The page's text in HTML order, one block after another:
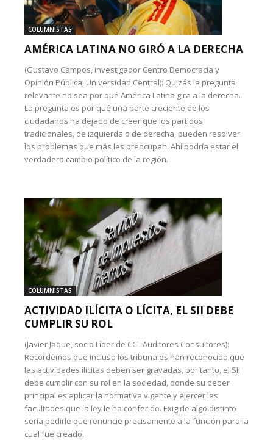
COLUMNISTAS
AMÉRICA LATINA NO GIRÓ A LA DERECHA
(Gustavo Campos, investigador Centro Democracia y
Opinión Pública, Universidad Central): Quizás la pregunta
relevante no sea por qué América Latina gira a la derecha.
La pregunta es por qué una parte creciente de los
ciudadanos ha dejado de creer que los partidos
tradicionales, de izquierda o de derecha, pueden resolver
los problemas que más les preocupan. Ahí podría estar el
verdadero cambio político de la región.
COLUMNISTAS
ACTIVIDAD ILÍCITA O LÍCITA, EL SII DEBE
CUMPLIR SU ROL
(Javier Jaque, socio Líder de CCL Auditores Consultores):
Recordemos que incluso los tribunales han reconocido que
las actividades ilícitas deben ser gravadas, por tanto, el SII
debe cumplir con su rol en la sociedad, donde su deber
principal es aplicar la normativa vigente y ejercer las
facultades que la ley le ha conferido. Exigirle algo distinto
sería pedirle que renuncie precisamente a la función para la
cual fue creado.